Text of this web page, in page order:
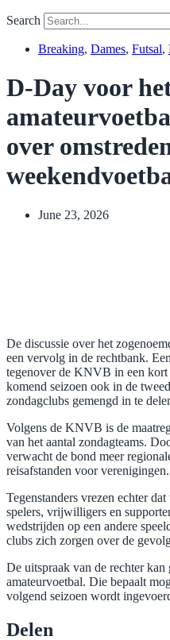
Search
Breaking, Dames, Futsal,
D-Day voor
over
June 23, 2026
De discussie over het
een vervolg in de rechtbank.
tegenover de KNVB in een
komend seizoen ook in de
zondagclubs gemengd in te
Volgens de KNVB is de
van het aantal zondagteams.
verwacht de bond meer
reisafstanden voor verenigingen.
Tegenstanders vrezen echter
spelers, vrijwilligers en
wedstrijden op een andere
clubs zich zorgen over de
De uitspraak van de rechter
amateurvoetbal. Die bepaalt
volgend seizoen wordt
Delen